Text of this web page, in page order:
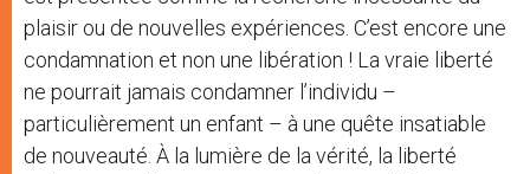
plaisir ou de nouvelles expériences. C’est encore une
condamnation et non une libération ! La vraie liberté
ne pourrait jamais condamner l’individu –
particulièrement un enfant – à une quête insatiable
de nouveauté. À la lumière de la vérité, la liberté